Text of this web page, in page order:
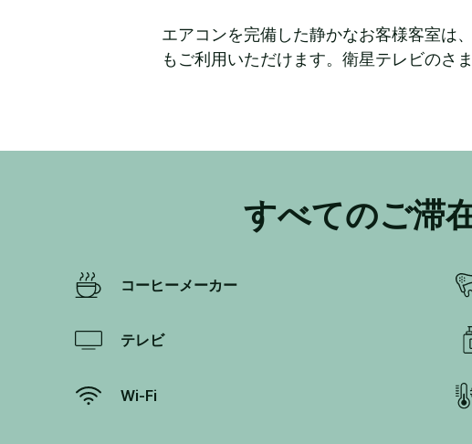
エアコンを完備した静かなお客様客室は
もご利用いただけます。衛星テレビのさ
すべてのご滞
コーヒーメーカー
テレビ
Wi-Fi